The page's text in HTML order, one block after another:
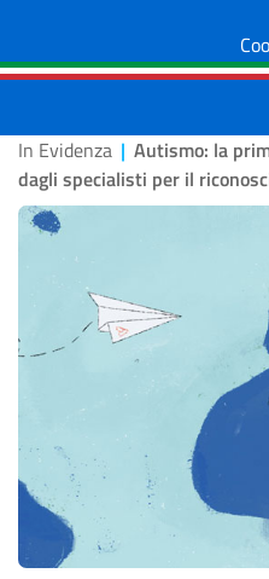
In Evidenza | Autismo: la
dagli specialisti per il